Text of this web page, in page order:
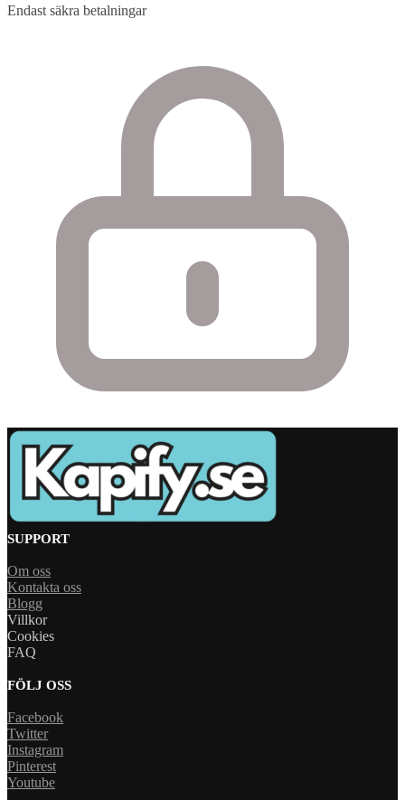
Endast säkra betalningar
SUPPORT
Om oss
Kontakta oss
Blogg
Villkor
Cookies
FAQ
FÖLJ OSS
Facebook
Twitter
Instagram
Pinterest
Youtube